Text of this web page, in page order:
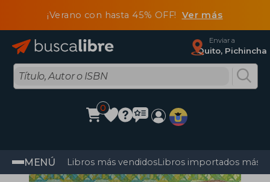
¡Verano con hasta 45% OFF! Ver más
Enviar a
Quito, Pichincha
0
MENÚ Libros más vendidosLibros importados más